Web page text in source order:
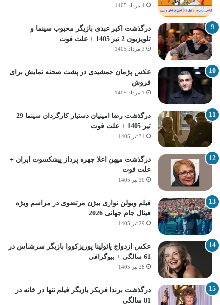
4 مرداد 1405
درگذشت اکبر عبدی بازیگر محبوب سینما و
تلویزیون 2 تیر 1405 + علت فوت
3 مرداد 1405
عکس پژمان جمشیدی در پشت صحنه نمایش برای
فروش
1 مرداد 1405
درگذشت رضا امینیان دستیار کارگردان سینما 29
تیر 1405 + علت فوت
31 تیر 1405
درگذشت میهن اعلا چهره پرداز پیشکسوت ایران +
علت فوت
30 تیر 1405
فیلم ویولن نوازی بیژن مرتضوی در مراسم ویژه
فینال جام جهانی 2026
29 تیر 1405
عکس ازدواج پائولینا پوریزکووا بازیگر سرشناس در
61 سالگی + بیوگرافی
28 تیر 1405
درگذشت برندا فریکر بازیگر فیلم تنها در خانه در
81 سالگی